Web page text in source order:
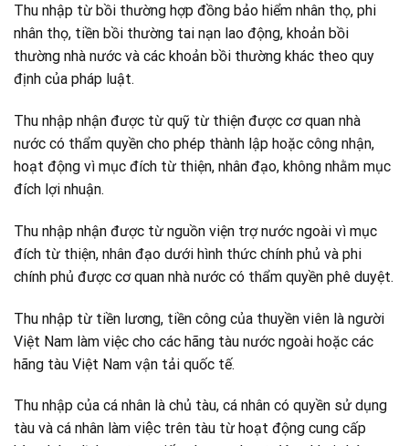
Thu nhập từ bồi thường hợp đồng bảo hiểm nhân thọ, phi
nhân thọ, tiền bồi thường tai nạn lao động, khoản bồi
thường nhà nước và các khoản bồi thường khác theo quy
định của pháp luật.
Thu nhập nhận được từ quỹ từ thiện được cơ quan nhà
nước có thẩm quyền cho phép thành lập hoặc công nhận,
hoạt động vì mục đích từ thiện, nhân đạo, không nhằm mục
đích lợi nhuận.
Thu nhập nhận được từ nguồn viện trợ nước ngoài vì mục
đích từ thiện, nhân đạo dưới hình thức chính phủ và phi
chính phủ được cơ quan nhà nước có thẩm quyền phê duyệt.
Thu nhập từ tiền lương, tiền công của thuyền viên là người
Việt Nam làm việc cho các hãng tàu nước ngoài hoặc các
hãng tàu Việt Nam vận tải quốc tế.
Thu nhập của cá nhân là chủ tàu, cá nhân có quyền sử dụng
tàu và cá nhân làm việc trên tàu từ hoạt động cung cấp